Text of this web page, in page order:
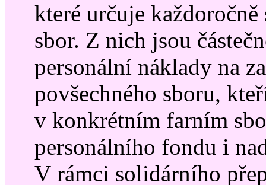
které určuje
sbor. Z nich jsou
personální náklady na
povšechného sboru,
v konkrétním farním
personálního fondu i
V rámci solidárního